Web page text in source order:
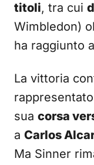
titoli, tra cui
Wimbledon)
ha raggiunto
La vittoria
sua corsa
a Carlos
Ma Sinner